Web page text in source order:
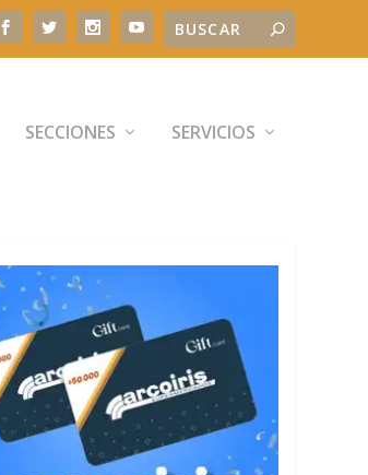
SECCIONES SERVICIOS